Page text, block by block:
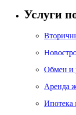
Услуги
Обмен и
Аренда
Ипотека